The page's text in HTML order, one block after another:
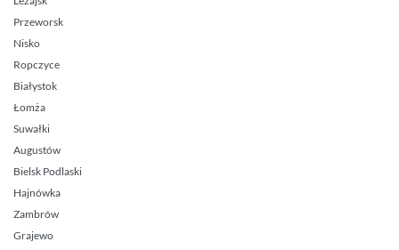
Przeworsk
Nisko
Ropczyce
Białystok
Łomża
Suwałki
Augustów
Bielsk Podlaski
Hajnówka
Zambrów
Grajewo